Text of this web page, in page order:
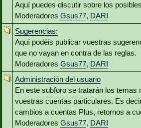
Aquí puedes discutir sobre los
Moderadores Gsus77, DARI
Sugerencias:
Aquí podéis publicar vuestras
que no vayan en contra de las reglas.
Moderadores Gsus77, DARI
Administración del usuario
En este subforo se tratarán los
vuestras cuentas particulares. Es
cambios a cuentas Plus, retornos a
Moderadores Gsus77, DARI